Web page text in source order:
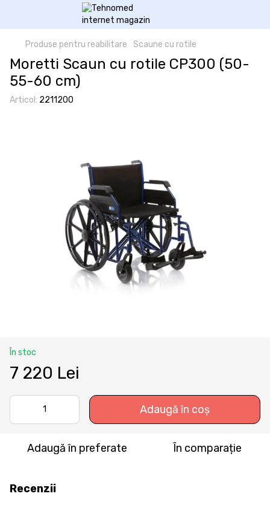
Produse pentru reabilitare Scaune cu rotile
Moretti Scaun cu rotile CP300 (50-
55-60 cm)
Articol: 2211200
În stoc
7 220 Lei
Adaugă în coș
Adaugă în preferate În comparație
Recenzii